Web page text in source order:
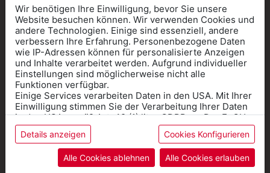
3113880101
SCHNÜRER LARGO
€ 99,90
6HSW45T4940
SCHÜRZE 45 TC
TÜRKIS
€ 13,90
Wir benötigen Ihre Einwilligung, bevor Sie unsere
Website besuchen können. Wir verwenden Cookies und
andere Technologien. Einige sind essenziell, andere
verbessern Ihre Erfahrung. Personenbezogene Daten
wie IP-Adressen können für personalisierte Anzeigen
und Inhalte verarbeitet werden. Aufgrund individueller
Einstellungen sind möglicherweise nicht alle
Funktionen verfügbar.
Einige Services verarbeiten Daten in den USA. Mit Ihrer
Einwilligung stimmen Sie der Verarbeitung Ihrer Daten
in den USA gemäß Art. 49 (1) lit. a GDPR zu. Der EuGH
stuft die USA als Land mit unzureichendem Datenschutz
ein, und es besteht das Risiko, dass US-Behörden
Daten ohne Klagemöglichkeit für Europäer überwachen.
Details anzeigen Cookies Konfigurieren
Alle Cookies ablehnen Alle Cookies erlauben
Informationen wenn Sie
Kleidung
für die SCHULE
benötigen
Online Shop: Klick auf SCHULE in der
Kategorie und die richtige Schule auswählen.
AnprobeVorort im Geschäft: Termin buchen